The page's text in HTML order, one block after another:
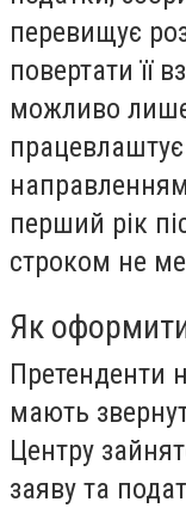
перевищує
повертати її
можливо
перший рік
строком не
Як
Претенденти
мають
Центру
заяву та